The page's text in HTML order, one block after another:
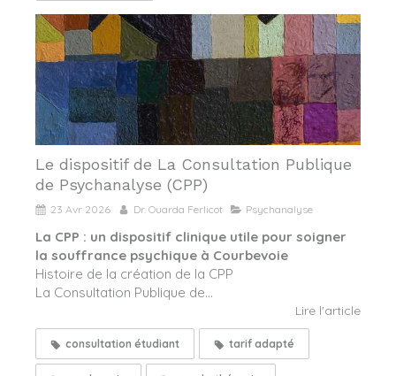
Le dispositif de La Consultation Publique
de Psychanalyse (CPP)
23 Avr 2026 Dr. Ouarda Ferlicot Psychanalyse
La CPP : un dispositif clinique utile pour soigner
la souffrance psychique à Courbevoie
Histoire de la création de la CPP
La Consultation Publique de...
Lire l'article
consultation étudiant tarif adapté